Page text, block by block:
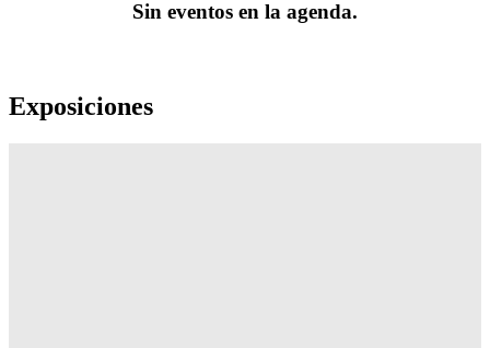
Sin eventos en la agenda.
Exposiciones